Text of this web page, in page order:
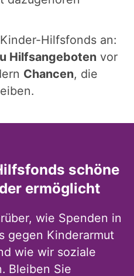
Hilfsfonds an:
Hilfsangeboten vor
Chancen, die
schöne
ermöglicht
wie Spenden in
gegen Kinderarmut
wie wir soziale
Bleiben Sie